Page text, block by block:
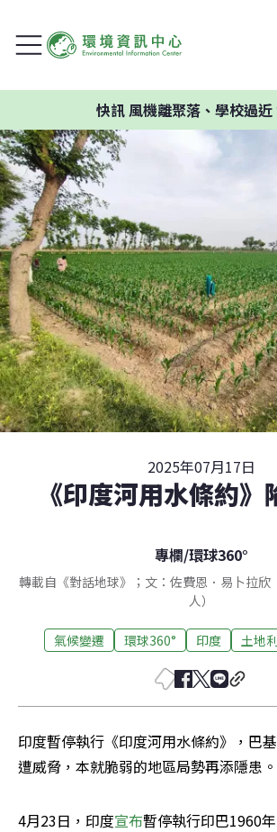
風機離聚落、學校過近 彰
2025年07月17日
《印度河用水條約》
專欄/環球360°
轉載自《對話地球》；文：佐費恩．易卜拉欣
人）
氣候變遷 環球360° 印度 土地
印度暫停執行《印度河用水條約》，巴
遭威脅，本就脆弱的地區局勢再添隱患。
4月23日，印度宣布暫停執行印巴1960